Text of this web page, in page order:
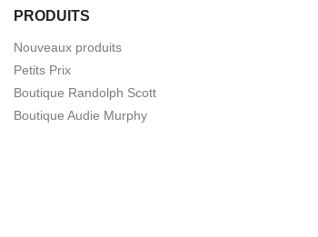
PRODUITS
Nouveaux produits
Petits Prix
Boutique Randolph Scott
Boutique Audie Murphy